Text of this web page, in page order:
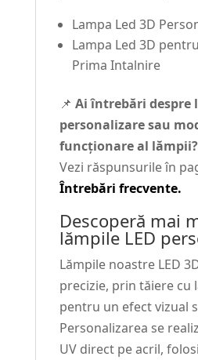
Lampa Led 3D
Lampa Led 3D
Prima Intalnire
📌 Ai întrebări despre
personalizare sau
funcționare al lămpii?
Vezi răspunsurile în
Întrebări frecvente.
Descoperă mai
lămpile LED
Lămpile noastre LED
precizie, prin tăiere cu
pentru un efect vizual
Personalizarea se
UV direct pe acril,